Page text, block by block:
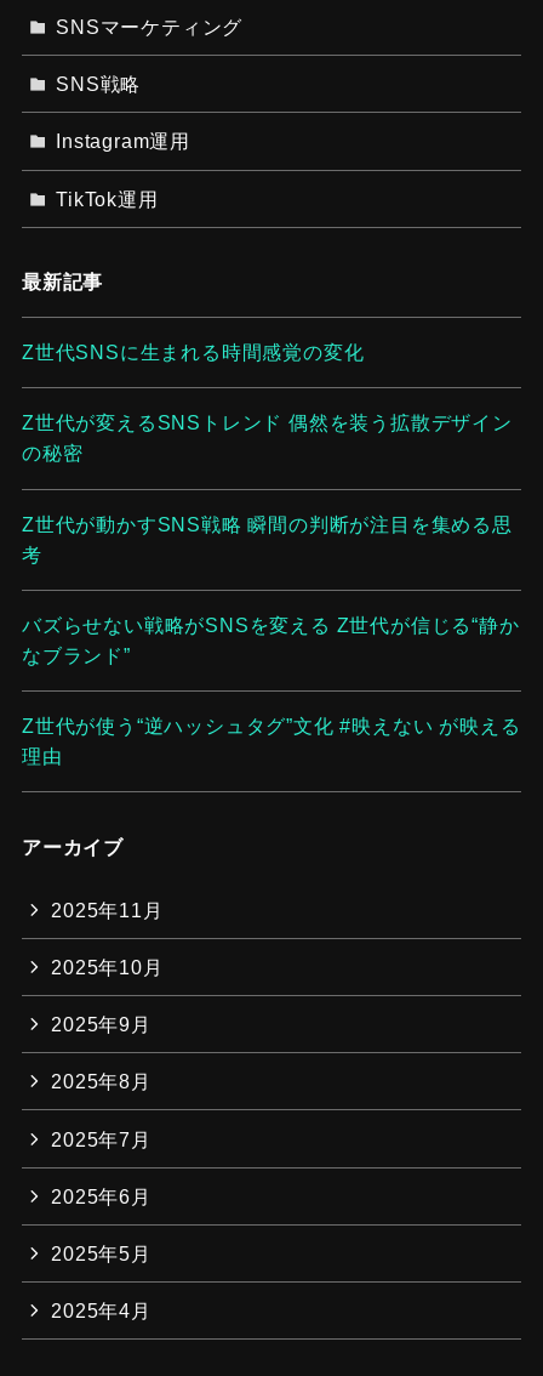
SNSマーケティング
SNS戦略
Instagram運用
TikTok運用
最新記事
Z世代SNSに生まれる時間感覚の変化
Z世代が変えるSNSトレンド 偶然を装う拡散デザイン
の秘密
Z世代が動かすSNS戦略 瞬間の判断が注目を集める思
考
バズらせない戦略がSNSを変える Z世代が信じる“静か
なブランド”
Z世代が使う“逆ハッシュタグ”文化 #映えない が映える
理由
アーカイブ
2025年11月
2025年10月
2025年9月
2025年8月
2025年7月
2025年6月
2025年5月
2025年4月